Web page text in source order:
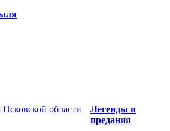
Легенды и
предания